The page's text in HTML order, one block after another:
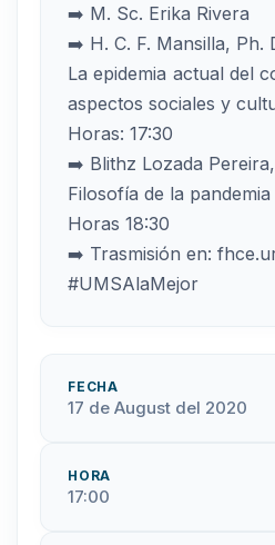
➡️ M. Sc. Erika Rivera
➡️ H. C. F. Mansilla, Ph.
La epidemia actual del
aspectos sociales y
Horas: 17:30
➡️ Blithz Lozada
Filosofía de la pandemia
Horas 18:30
➡️ Trasmisión en:
#UMSAlaMejor
FECHA
17 de August del 2020
HORA
17:00